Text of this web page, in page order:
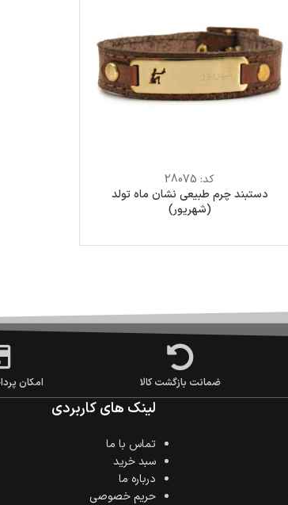
کد: 28075
دستبند چرم طبیعی نشان ماه تولد
(شهریور)
ضمانت بازگشت کالا امکان
لینک های کاربردی
تماس با ما
سبد خرید
درباره ما
حریم خصوصی